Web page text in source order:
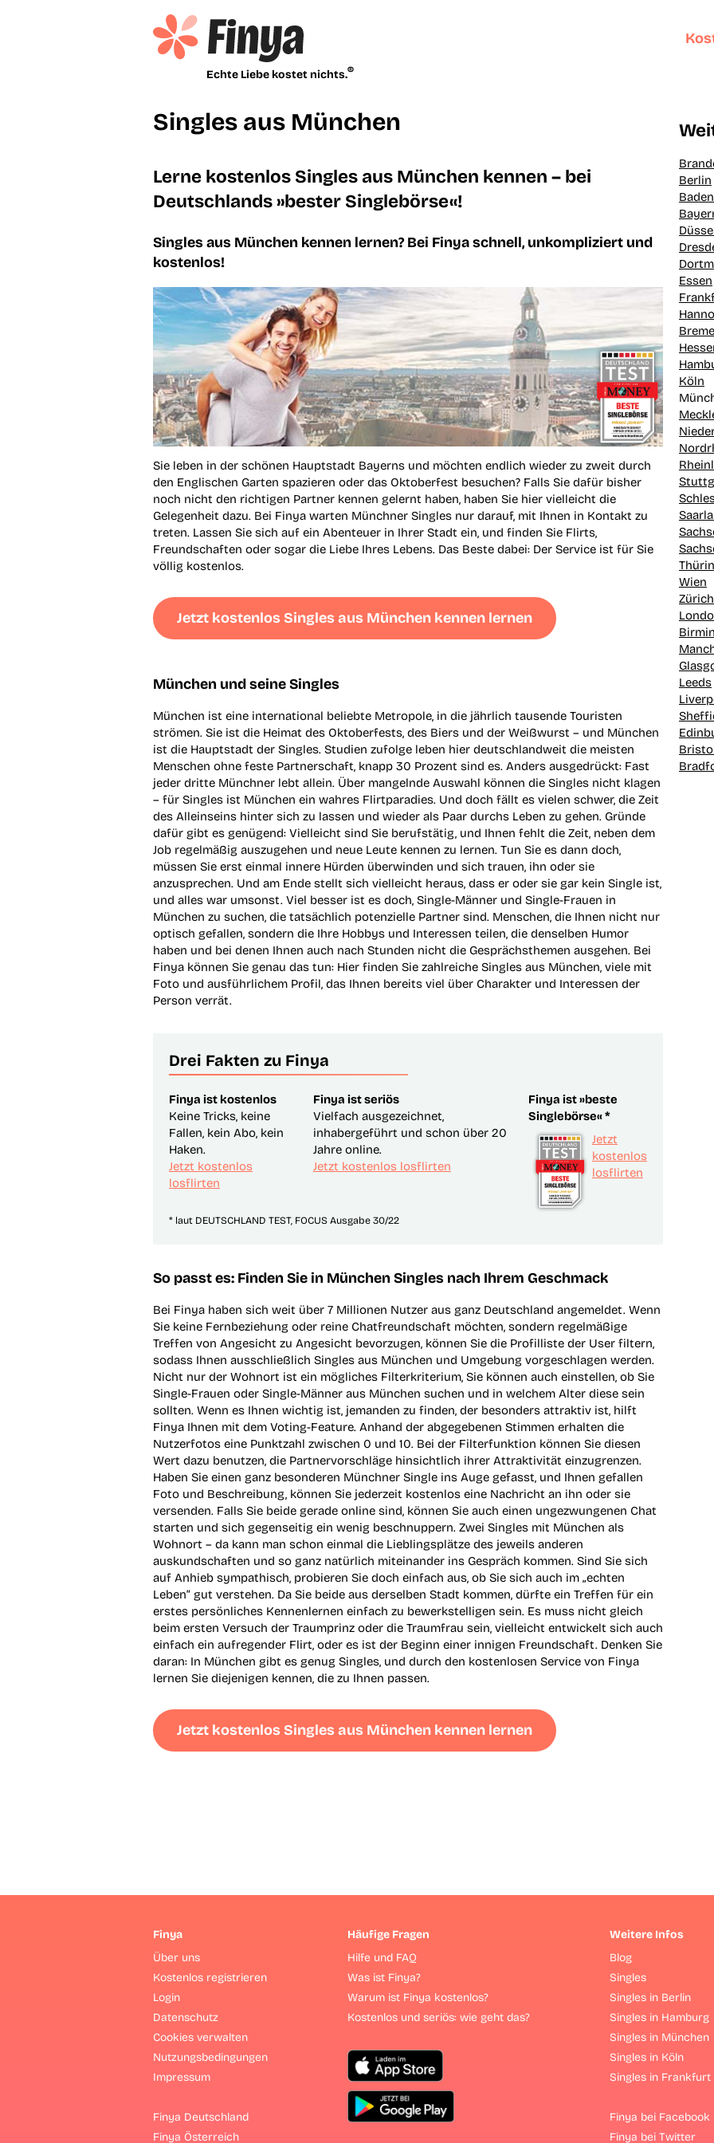
Echte Liebe kostet nichts.®
Singles aus München
Lerne kostenlos Singles aus München kennen – bei
Deutschlands »bester Singlebörse«!
Singles aus München kennen lernen? Bei Finya schnell, unkompliziert und
kostenlos!
Sie leben in der schönen Hauptstadt Bayerns und möchten endlich wieder zu zweit durch
den Englischen Garten spazieren oder das Oktoberfest besuchen? Falls Sie dafür bisher
noch nicht den richtigen Partner kennen gelernt haben, haben Sie hier vielleicht die
Gelegenheit dazu. Bei Finya warten Münchner Singles nur darauf, mit Ihnen in Kontakt zu
treten. Lassen Sie sich auf ein Abenteuer in Ihrer Stadt ein, und finden Sie Flirts,
Freundschaften oder sogar die Liebe Ihres Lebens. Das Beste dabei: Der Service ist für Sie
völlig kostenlos.
Jetzt kostenlos Singles aus München kennen lernen
München und seine Singles
München ist eine international beliebte Metropole, in die jährlich tausende Touristen
strömen. Sie ist die Heimat des Oktoberfests, des Biers und der Weißwurst – und München
ist die Hauptstadt der Singles. Studien zufolge leben hier deutschlandweit die meisten
Menschen ohne feste Partnerschaft, knapp 30 Prozent sind es. Anders ausgedrückt: Fast
jeder dritte Münchner lebt allein. Über mangelnde Auswahl können die Singles nicht klagen
– für Singles ist München ein wahres Flirtparadies. Und doch fällt es vielen schwer, die Zeit
des Alleinseins hinter sich zu lassen und wieder als Paar durchs Leben zu gehen. Gründe
dafür gibt es genügend: Vielleicht sind Sie berufstätig, und Ihnen fehlt die Zeit, neben dem
Job regelmäßig auszugehen und neue Leute kennen zu lernen. Tun Sie es dann doch,
müssen Sie erst einmal innere Hürden überwinden und sich trauen, ihn oder sie
anzusprechen. Und am Ende stellt sich vielleicht heraus, dass er oder sie gar kein Single ist,
und alles war umsonst. Viel besser ist es doch, Single-Männer und Single-Frauen in
München zu suchen, die tatsächlich potenzielle Partner sind. Menschen, die Ihnen nicht nur
optisch gefallen, sondern die Ihre Hobbys und Interessen teilen, die denselben Humor
haben und bei denen Ihnen auch nach Stunden nicht die Gesprächsthemen ausgehen. Bei
Finya können Sie genau das tun: Hier finden Sie zahlreiche Singles aus München, viele mit
Foto und ausführlichem Profil, das Ihnen bereits viel über Charakter und Interessen der
Person verrät.
Drei Fakten zu Finya
Finya ist kostenlos
Keine Tricks, keine
Fallen, kein Abo, kein
Haken.
Jetzt kostenlos
losflirten
Finya ist seriös
Vielfach ausgezeichnet,
inhabergeführt und schon über 20
Jahre online.
Jetzt kostenlos losflirten
Finya ist »beste
Singlebörse« *
Jetzt
kostenlos
losflirten
* laut DEUTSCHLAND TEST, FOCUS Ausgabe 30/22
So passt es: Finden Sie in München Singles nach Ihrem Geschmack
Bei Finya haben sich weit über 7 Millionen Nutzer aus ganz Deutschland angemeldet. Wenn
Sie keine Fernbeziehung oder reine Chatfreundschaft möchten, sondern regelmäßige
Treffen von Angesicht zu Angesicht bevorzugen, können Sie die Profilliste der User filtern,
sodass Ihnen ausschließlich Singles aus München und Umgebung vorgeschlagen werden.
Nicht nur der Wohnort ist ein mögliches Filterkriterium, Sie können auch einstellen, ob Sie
Single-Frauen oder Single-Männer aus München suchen und in welchem Alter diese sein
sollten. Wenn es Ihnen wichtig ist, jemanden zu finden, der besonders attraktiv ist, hilft
Finya Ihnen mit dem Voting-Feature. Anhand der abgegebenen Stimmen erhalten die
Nutzerfotos eine Punktzahl zwischen 0 und 10. Bei der Filterfunktion können Sie diesen
Wert dazu benutzen, die Partnervorschläge hinsichtlich ihrer Attraktivität einzugrenzen.
Haben Sie einen ganz besonderen Münchner Single ins Auge gefasst, und Ihnen gefallen
Foto und Beschreibung, können Sie jederzeit kostenlos eine Nachricht an ihn oder sie
versenden. Falls Sie beide gerade online sind, können Sie auch einen ungezwungenen Chat
starten und sich gegenseitig ein wenig beschnuppern. Zwei Singles mit München als
Wohnort – da kann man schon einmal die Lieblingsplätze des jeweils anderen
auskundschaften und so ganz natürlich miteinander ins Gespräch kommen. Sind Sie sich
auf Anhieb sympathisch, probieren Sie doch einfach aus, ob Sie sich auch im „echten
Leben“ gut verstehen. Da Sie beide aus derselben Stadt kommen, dürfte ein Treffen für ein
erstes persönliches Kennenlernen einfach zu bewerkstelligen sein. Es muss nicht gleich
beim ersten Versuch der Traumprinz oder die Traumfrau sein, vielleicht entwickelt sich auch
einfach ein aufregender Flirt, oder es ist der Beginn einer innigen Freundschaft. Denken Sie
daran: In München gibt es genug Singles, und durch den kostenlosen Service von Finya
lernen Sie diejenigen kennen, die zu Ihnen passen.
Jetzt kostenlos Singles aus München kennen lernen
Berlin
Essen
Köln
Wien
Zürich
Leeds
Finya
Über uns
Kostenlos registrieren
Login
Datenschutz
Cookies verwalten
Nutzungsbedingungen
Impressum
Finya Deutschland
Finya Österreich
Häufige Fragen
Hilfe und FAQ
Was ist Finya?
Warum ist Finya kostenlos?
Kostenlos und seriös: wie geht das?
Weitere Infos
Blog
Singles
Singles in Berlin
Singles in Hamburg
Singles in München
Singles in Köln
Singles in Frankfurt
Finya bei Facebook
Finya bei Twitter